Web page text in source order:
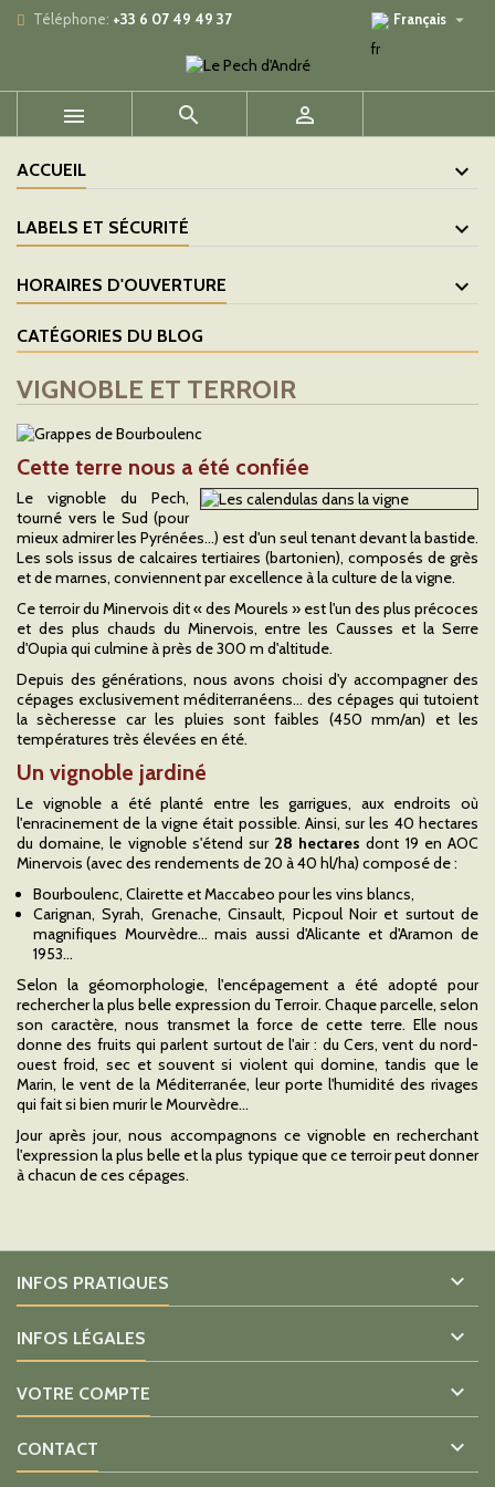
Téléphone: +33 6 07 49 49 37 Français 
  
ACCUEIL
LABELS ET SÉCURITÉ
HORAIRES D'OUVERTURE
CATÉGORIES DU BLOG
VIGNOBLE ET TERROIR
Cette terre nous a été confiée
Le vignoble du Pech,
tourné vers le Sud (pour
mieux admirer les Pyrénées…) est d'un seul tenant devant la bastide.
Les sols issus de calcaires tertiaires (bartonien), composés de grès
et de marnes, conviennent par excellence à la culture de la vigne.
Ce terroir du Minervois dit « des Mourels » est l'un des plus précoces
et des plus chauds du Minervois, entre les Causses et la Serre
d'Oupia qui culmine à près de 300 m d'altitude.
Depuis des générations, nous avons choisi d'y accompagner des
cépages exclusivement méditerranéens… des cépages qui tutoient
la sècheresse car les pluies sont faibles (450 mm/an) et les
températures très élevées en été.
Un vignoble jardiné
Le vignoble a été planté entre les garrigues, aux endroits où
l'enracinement de la vigne était possible. Ainsi, sur les 40 hectares
du domaine, le vignoble s'étend sur 28 hectares dont 19 en AOC
Minervois (avec des rendements de 20 à 40 hl/ha) composé de :
Bourboulenc, Clairette et Maccabeo pour les vins blancs,
Carignan, Syrah, Grenache, Cinsault, Picpoul Noir et surtout de
magnifiques Mourvèdre… mais aussi d'Alicante et d'Aramon de
1953…
Selon la géomorphologie, l'encépagement a été adopté pour
rechercher la plus belle expression du Terroir. Chaque parcelle, selon
son caractère, nous transmet la force de cette terre. Elle nous
donne des fruits qui parlent surtout de l'air : du Cers, vent du nord-
ouest froid, sec et souvent si violent qui domine, tandis que le
Marin, le vent de la Méditerranée, leur porte l'humidité des rivages
qui fait si bien murir le Mourvèdre…
Jour après jour, nous accompagnons ce vignoble en recherchant
l'expression la plus belle et la plus typique que ce terroir peut donner
à chacun de ces cépages.
INFOS PRATIQUES 
INFOS LÉGALES 
VOTRE COMPTE 
CONTACT 